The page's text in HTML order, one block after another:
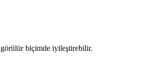
biçimde iyileştirebilir.